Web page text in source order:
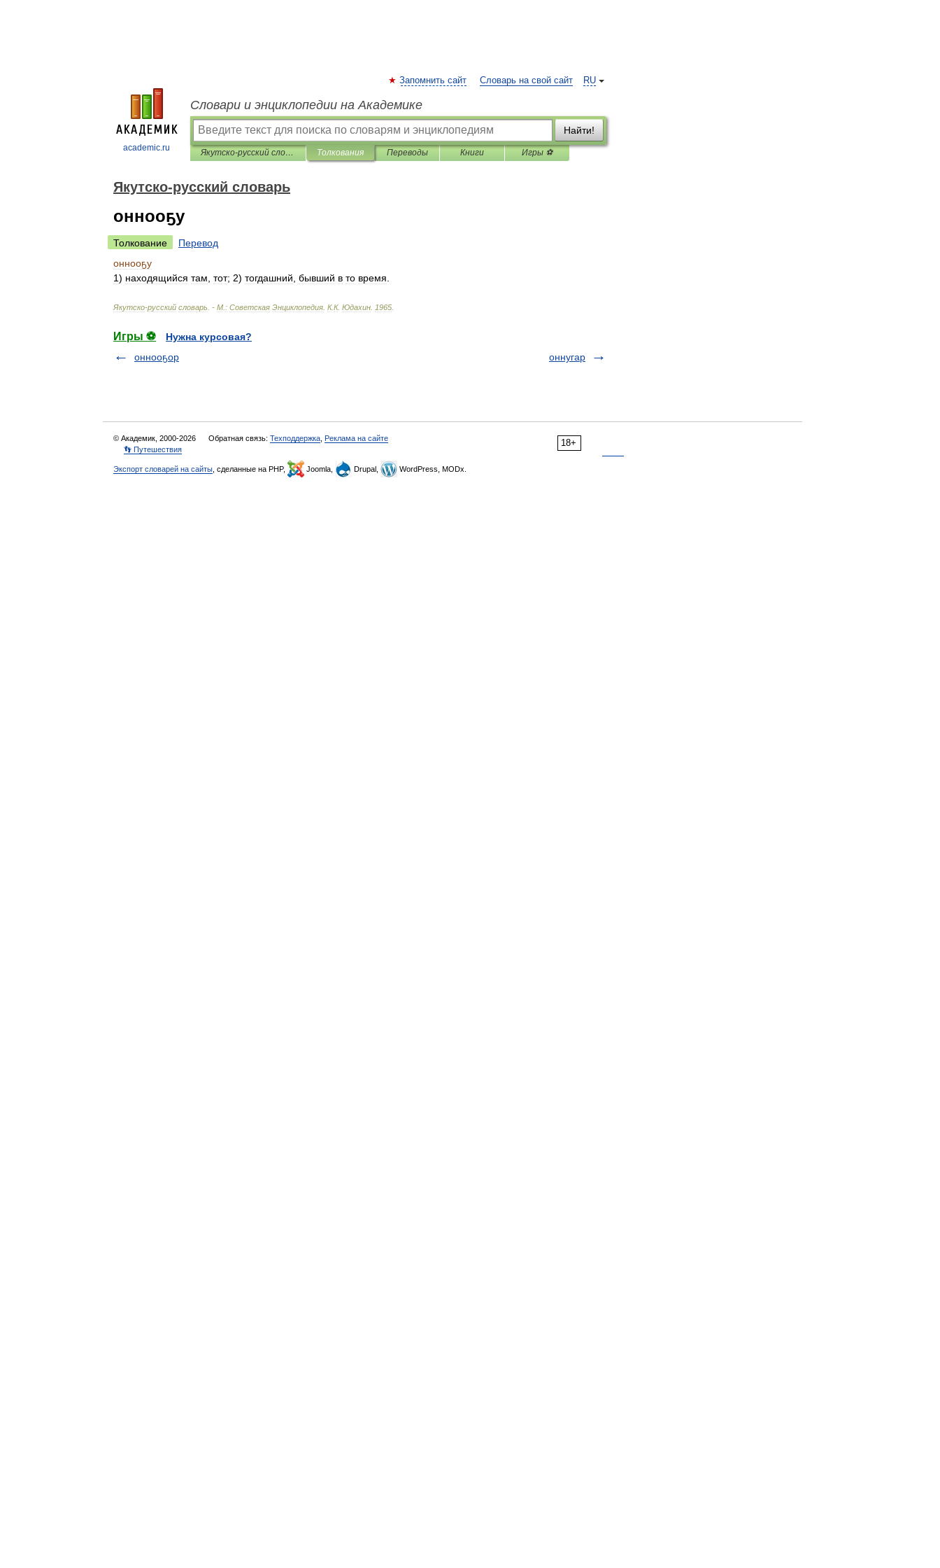
academic.ru
RU
Запомнить сайт Словарь на свой сайт
Словари и энциклопедии на Академике
Найти!
Якутско-русский словарь Толкования Переводы Книги Игры ⚽
Якутско-русский словарь
оннооҕу
Толкование
Перевод
оннооҕу
1) находящийся там тот; 2) тогдашний бывший в то время
Якутско-русский словарь . - М : Советская Энциклопедия К.К. Юдахин 1965
Игры ⚽
Нужна курсовая?
оннооҕор
оннугар
18+
© Академик, 2000-2026 Обратная связь: Техподдержка Реклама на сайте
👣 Путешествия
Экспорт словарей на сайты , сделанные на PHP, Joomla, Drupal, WordPress, MODx.